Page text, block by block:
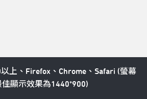
上、Firefox、Chrome、Safari (螢幕
佳顯示效果為1440*900)